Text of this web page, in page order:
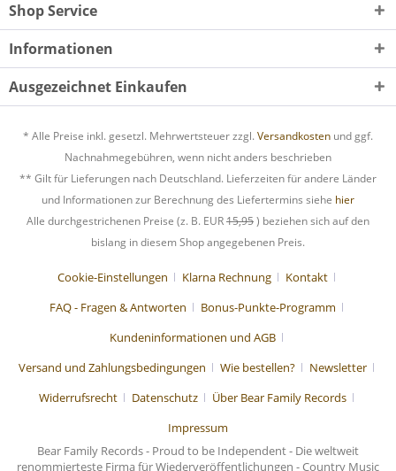
Shop Service
Informationen
Ausgezeichnet Einkaufen
* Alle Preise inkl. gesetzl. Mehrwertsteuer zzgl. Versandkosten und ggf.
Nachnahmegebühren, wenn nicht anders beschrieben
** Gilt für Lieferungen nach Deutschland. Lieferzeiten für andere Länder
und Informationen zur Berechnung des Liefertermins siehe hier
Alle durchgestrichenen Preise (z. B. EUR15,95) beziehen sich auf den
bislang in diesem Shop angegebenen Preis.
Cookie-Einstellungen Klarna Rechnung
Kontakt
FAQ - Fragen & Antworten
Bonus-Punkte-Programm
Kundeninformationen und AGB
Versand und Zahlungsbedingungen
Wie bestellen?
Newsletter
Widerrufsrecht
Datenschutz
Über Bear Family Records
Impressum
Bear Family Records - Proud to be Independent - Die weltweit
renommierteste Firma für Wiederveröffentlichungen - Country Music